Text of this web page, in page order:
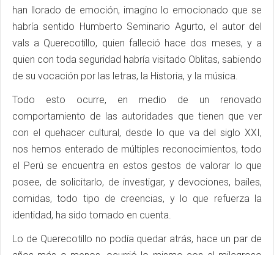
han llorado de emoción, imagino lo emocionado que se
habría sentido Humberto Seminario Agurto, el autor del
vals a Querecotillo, quien falleció hace dos meses, y a
quien con toda seguridad habría visitado Oblitas, sabiendo
de su vocación por las letras, la Historia, y la música.
Todo esto ocurre, en medio de un renovado
comportamiento de las autoridades que tienen que ver
con el quehacer cultural, desde lo que va del siglo XXI,
nos hemos enterado de múltiples reconocimientos, todo
el Perú se encuentra en estos gestos de valorar lo que
posee, de solicitarlo, de investigar, y devociones, bailes,
comidas, todo tipo de creencias, y lo que refuerza la
identidad, ha sido tomado en cuenta.
Lo de Querecotillo no podía quedar atrás, hace un par de